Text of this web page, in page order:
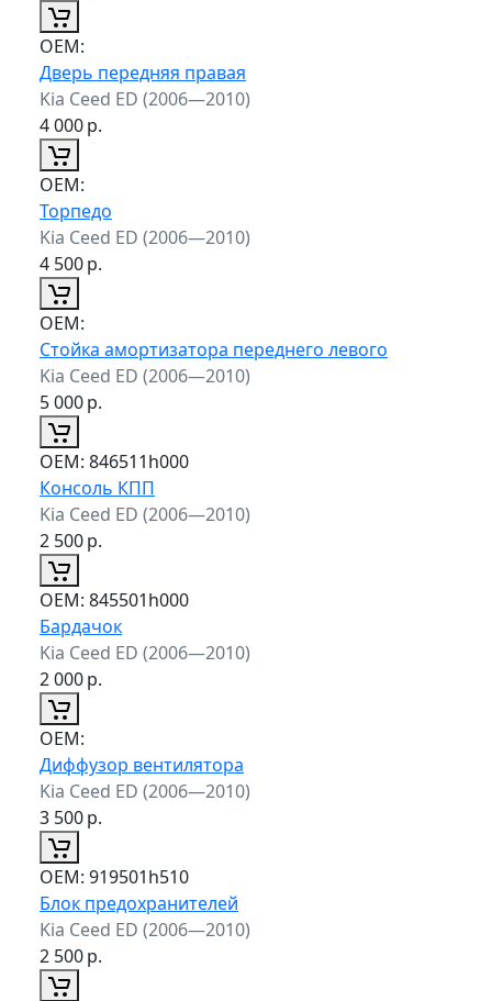
ОЕМ:
Дверь передняя правая
Kia Ceed ED (2006—2010)
4 000р.
ОЕМ:
Торпедо
Kia Ceed ED (2006—2010)
4 500р.
ОЕМ:
Стойка амортизатора переднего левого
Kia Ceed ED (2006—2010)
5 000р.
ОЕМ: 846511h000
Консоль КПП
Kia Ceed ED (2006—2010)
2 500р.
ОЕМ: 845501h000
Бардачок
Kia Ceed ED (2006—2010)
2 000р.
ОЕМ:
Диффузор вентилятора
Kia Ceed ED (2006—2010)
3 500р.
ОЕМ: 919501h510
Блок предохранителей
Kia Ceed ED (2006—2010)
2 500р.